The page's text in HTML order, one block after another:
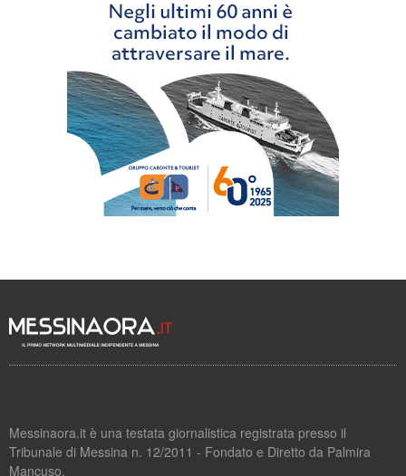
Messinaora.it è una testata giornalistica registrata presso il
Tribunale di Messina n. 12/2011 - Fondato e Diretto da Palmira
Mancuso.